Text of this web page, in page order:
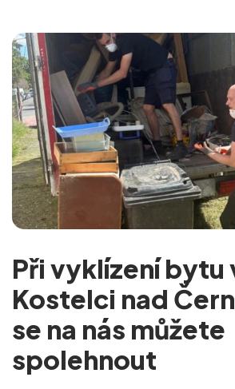
Při vyklízení bytu
Kostelci nad
se na nás můžete
spolehnout